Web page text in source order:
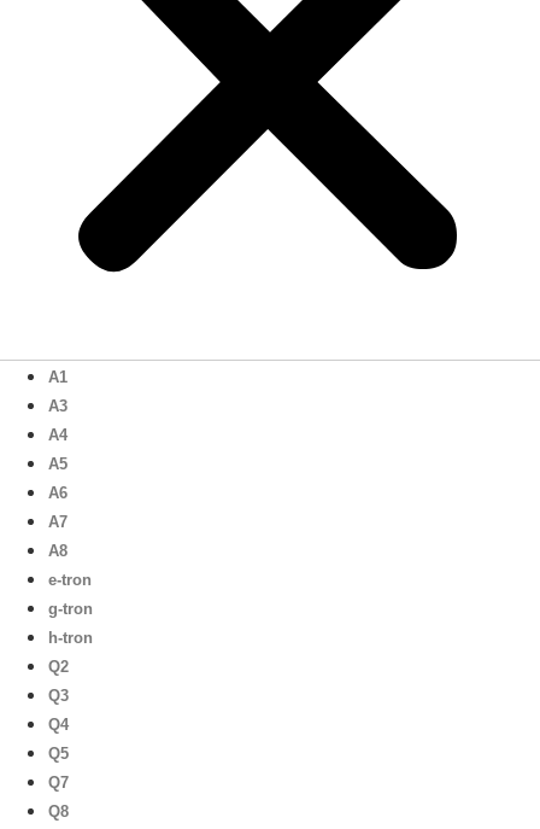
A1
A3
A4
A5
A6
A7
A8
e-tron
g-tron
h-tron
Q2
Q3
Q4
Q5
Q7
Q8